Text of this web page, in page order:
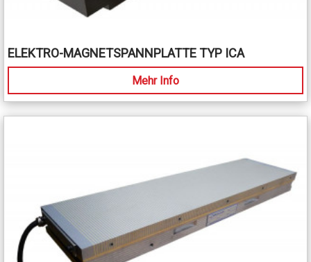
ELEKTRO-MAGNETSPANNPLATTE TYP ICA
Mehr Info